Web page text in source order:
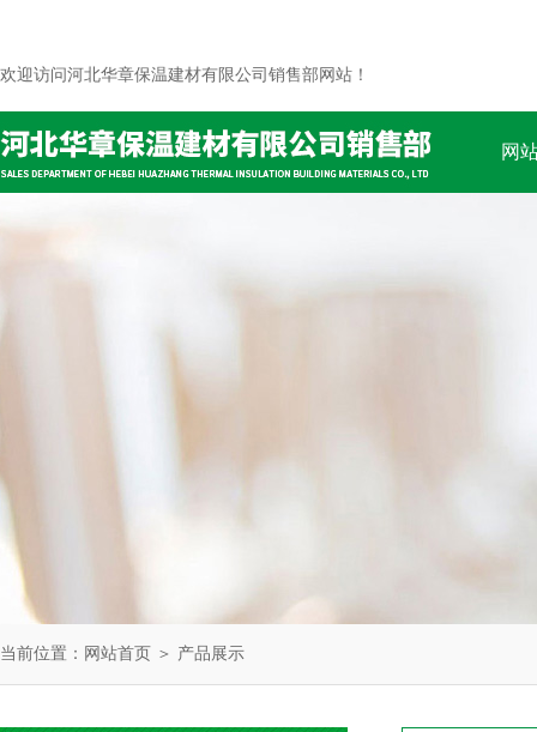
欢迎访问河北华章保温建材有限公司销售部网站！
网
当前位置： 网站首页 ＞ 产品展示